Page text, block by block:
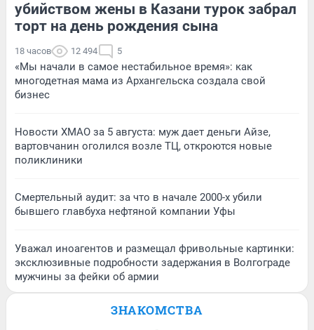
убийством жены в Казани турок забрал
торт на день рождения сына
18 часов 12 494 5
«Мы начали в самое нестабильное время»: как
многодетная мама из Архангельска создала свой
бизнес
Новости ХМАО за 5 августа: муж дает деньги Айзе,
вартовчанин оголился возле ТЦ, откроются новые
поликлиники
Смертельный аудит: за что в начале 2000-х убили
бывшего главбуха нефтяной компании Уфы
Уважал иноагентов и размещал фривольные картинки:
эксклюзивные подробности задержания в Волгограде
мужчины за фейки об армии
ЗНАКОМСТВА